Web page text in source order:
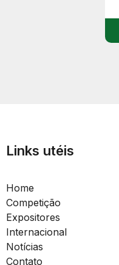
Links utéis
Home
Competição
Expositores
Internacional
Notícias
Contato